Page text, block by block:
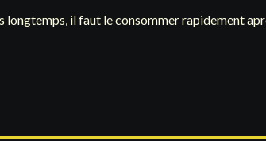
longtemps, il faut le consommer rapidement